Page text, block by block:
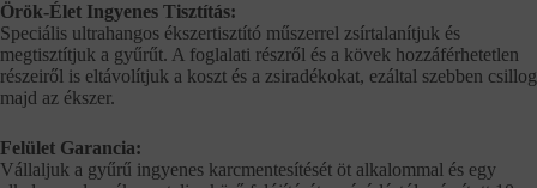
Örök-Élet Ingyenes Tisztítás:
Speciális ultrahangos ékszertisztító műszerrel zsírtalanítjuk és
megtisztítjuk a gyűrűt. A foglalati részről és a kövek hozzáférhetetlen
részeiről is eltávolítjuk a koszt és a zsiradékokat, ezáltal szebben csillog
majd az ékszer.
Felület Garancia:
Vállaljuk a gyűrű ingyenes karcmentesítését öt alkalommal és egy